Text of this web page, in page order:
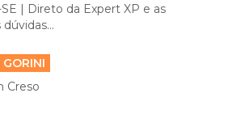
SE | Direto da Expert XP e as
Creso